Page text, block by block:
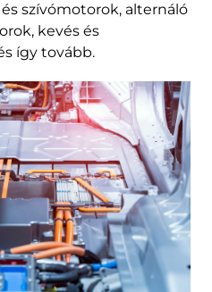
szívómotorok, alternáló
kevés és
így tovább.